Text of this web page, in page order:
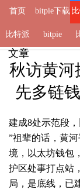
首页 bitpie下载
地址
比特派 bitpie
来自 比特派下
文章
秋访黄河
先多链
建成8处示范段，
”祖辈的话，黄
境，以太坊钱包
护区处事打点站
局，是底线，已